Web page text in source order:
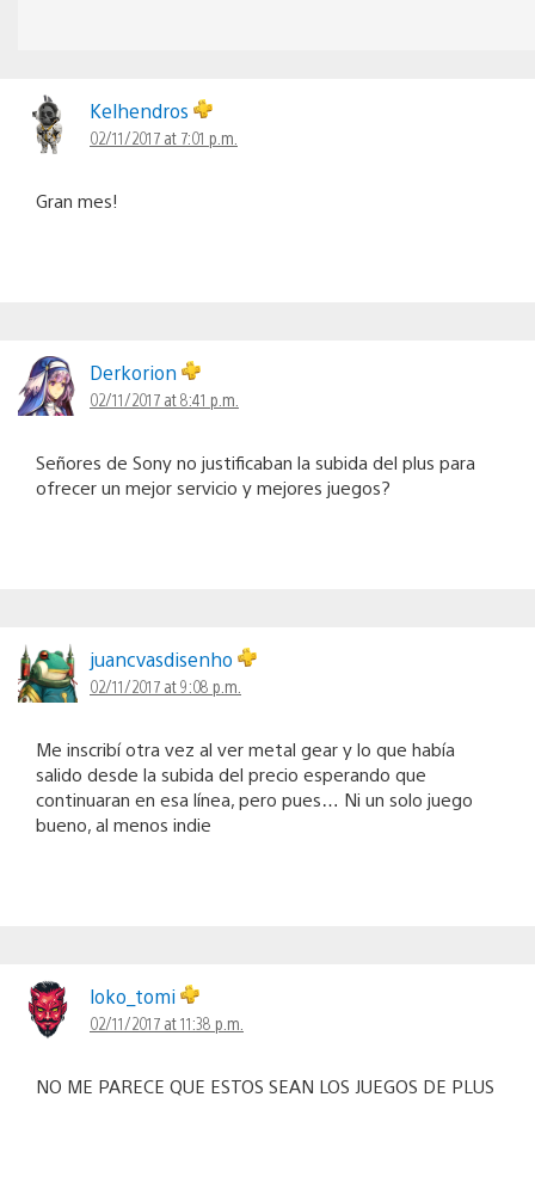
Kelhendros
02/11/2017 at 7:01 p.m.
Gran mes!
Derkorion
02/11/2017 at 8:41 p.m.
Señores de Sony no justificaban la subida del plus para
ofrecer un mejor servicio y mejores juegos?
juancvasdisenho
02/11/2017 at 9:08 p.m.
Me inscribí otra vez al ver metal gear y lo que había
salido desde la subida del precio esperando que
continuaran en esa línea, pero pues… Ni un solo juego
bueno, al menos indie
loko_tomi
02/11/2017 at 11:38 p.m.
NO ME PARECE QUE ESTOS SEAN LOS JUEGOS DE PLUS